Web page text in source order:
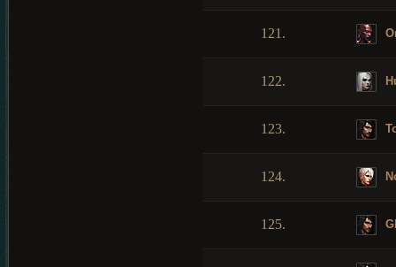
121.
122.
123.
124.
125.